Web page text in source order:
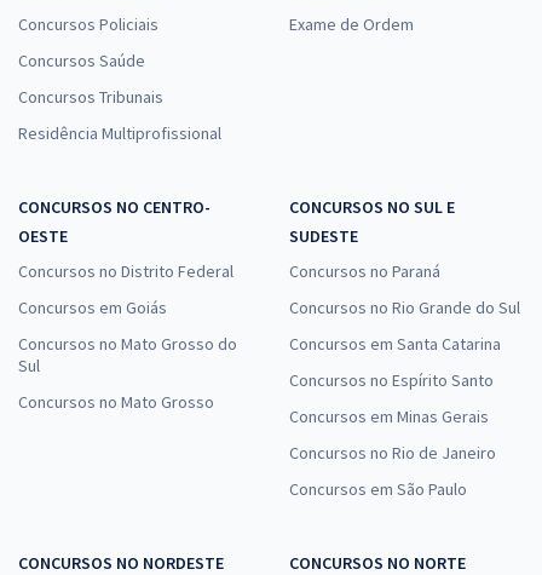
Concursos Policiais
Concursos Saúde
Concursos Tribunais
Residência Multiprofissional
Exame de Ordem
CONCURSOS NO CENTRO-
OESTE
Concursos no Distrito Federal
Concursos em Goiás
Concursos no Mato Grosso do
Sul
Concursos no Mato Grosso
CONCURSOS NO SUL E
SUDESTE
Concursos no Paraná
Concursos no Rio Grande do Sul
Concursos em Santa Catarina
Concursos no Espírito Santo
Concursos em Minas Gerais
Concursos no Rio de Janeiro
Concursos em São Paulo
CONCURSOS NO NORDESTE
CONCURSOS NO NORTE